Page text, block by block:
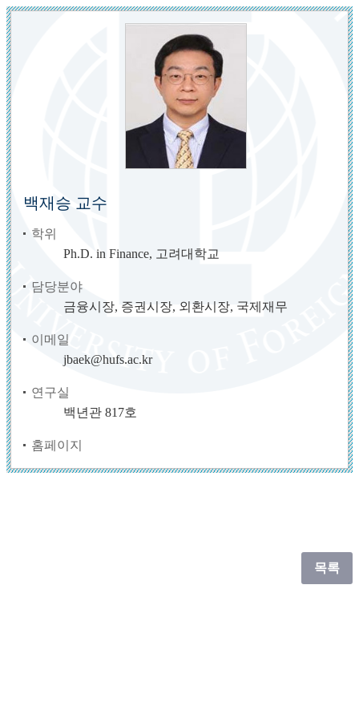
백재승 교수
학위
Ph.D. in Finance, 고려대학교
담당분야
금융시장, 증권시장, 외환시장, 국제재무
이메일
jbaek@hufs.ac.kr
연구실
백년관 817호
홈페이지